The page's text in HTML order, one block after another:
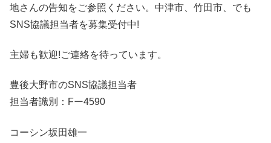
地さんの告知をご参照ください。中津市、竹田市、でも
SNS協議担当者を募集受付中!
主婦も歓迎!ご連絡を待っています。
豊後大野市のSNS協議担当者
担当者識別：Fー4590
コーシン坂田雄一